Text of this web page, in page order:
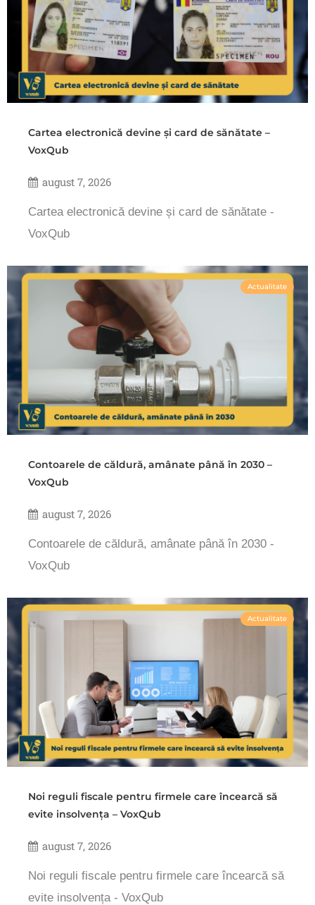
Cartea electronică devine și card de sănătate –
VoxQub
august 7, 2026
Cartea electronică devine și card de sănătate -
VoxQub
Actualitate
Contoarele de căldură, amânate până în 2030 –
VoxQub
august 7, 2026
Contoarele de căldură, amânate până în 2030 -
VoxQub
Actualitate
Noi reguli fiscale pentru firmele care încearcă să
evite insolvența – VoxQub
august 7, 2026
Noi reguli fiscale pentru firmele care încearcă să
evite insolvența - VoxQub